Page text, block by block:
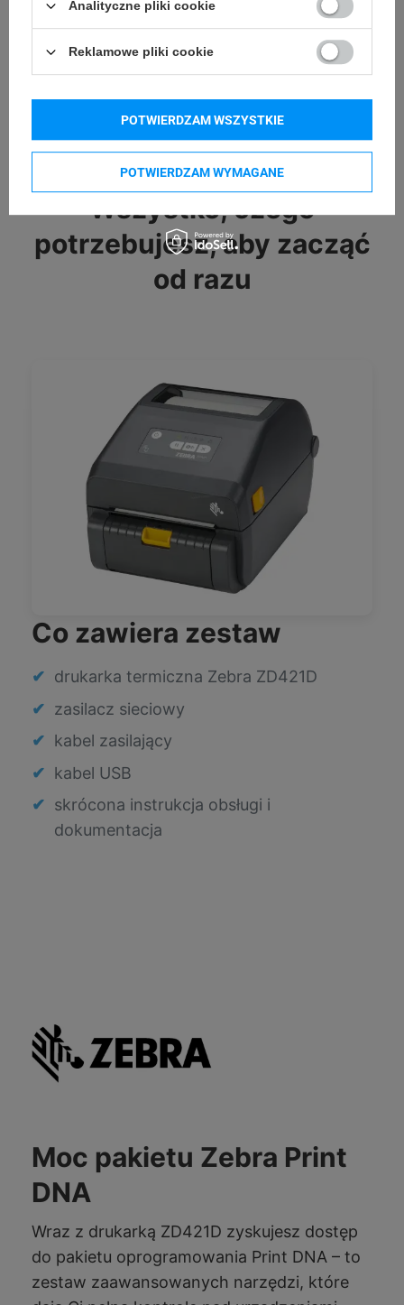
Wszystko, czego
potrzebujesz, aby zacząć
od razu
Co zawiera zestaw
drukarka termiczna Zebra ZD421D
zasilacz sieciowy
kabel zasilający
kabel USB
skrócona instrukcja obsługi i
dokumentacja
Moc pakietu Zebra Print
DNA
Wraz z drukarką ZD421D zyskujesz dostęp
do pakietu oprogramowania Print DNA – to
zestaw zaawansowanych narzędzi, które
Analityczne pliki cookie
Reklamowe pliki cookie
POTWIERDZAM WYMAGANE
POTWIERDZAM WSZYSTKIE